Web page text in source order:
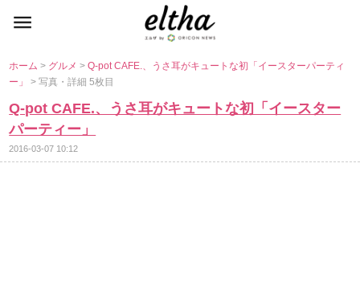
ホーム> グルメ>Q-pot CAFE.、うさ耳がキュートな初「イースターパーティ
ー」> 写真・詳細 5枚目
Q-pot CAFE.、うさ耳がキュートな初「イースター
パーティー」
2016-03-07 10:12